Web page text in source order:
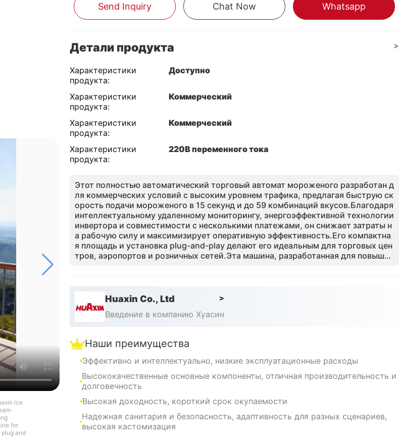
Send Inquiry Chat Now Whatsapp
Детали продукта >
Характеристики
продукта:
Доступно
Характеристики
продукта:
Коммерческий
Характеристики
продукта:
Коммерческий
Характеристики
продукта:
220В переменного тока
Этот полностью автоматический торговый автомат мороженого разработан д
ля коммерческих условий с высоким уровнем трафика, предлагая быструю ск
орость подачи мороженого в 15 секунд и до 59 комбинаций вкусов.Благодаря
интеллектуальному удаленному мониторингу, энергоэффективной технологии
инвертора и совместимости с несколькими платежами, он снижает затраты н
а рабочую силу и максимизирует оперативную эффективность.Его компактна
я площадь и установка plug-and-play делают его идеальным для торговых цен
тров, аэропортов и розничных сетей.Эта машина, разработанная для повышен
ий по всему миру.
Huaxin Co., Ltd >
Введение в компанию Хуасин
Наши преимущества
Эффективно и интеллектуально, низкие эксплуатационные расходы
Высококачественные основные компоненты, отличная производительность и
долговечность
Высокая доходность, короткий срок окупаемости
Надежная санитария и безопасность, адаптивность для разных сценариев,
высокая кастомизация